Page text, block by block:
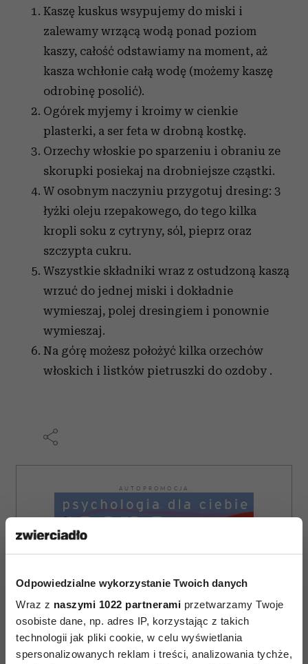
Odpowiedzialne wykorzystanie Twoich danych
Wraz z naszymi 1022 partnerami przetwarzamy Twoje
osobiste dane, np. adres IP, korzystając z takich
technologii jak pliki cookie, w celu wyświetlania
spersonalizowanych reklam i treści, analizowania tychże,
Kaszę kuskus wsypujemy do miski i
zalewamy wrzącą wodą ponad poziom
kaszy, całość odstawiamy na moment, aż
kasza wchłonie całą wodę (możemy kaszę
odrobinę posolić).
Ogórek myjemy i kroimy w cienkie
plasterki, a ser feta w drobną kostkę.
Orzechy włoskie po sparzeniu i obraniu ze
skorupki posiekaj na drobniejsze cząstki.
W osobnym naczyniu przygotuj dresing: 3
łyżki oleju rzepakowego, do tego kilka
kropli soku z cytryny, sól, pieprz oraz
szczypta cukru.
Wszystkie składniki wraz z ostudzoną kaszą
wrzuć do jednej miski i dokładnie
wymieszaj, polej dresingiem i ponownie
wymieszaj.
Na górę możesz położyć kilka orzechów
włoskich i listków pietruszki do ozdoby .
AUTOPROMOCJA